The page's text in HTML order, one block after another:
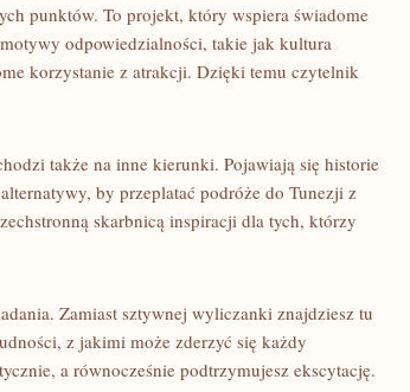
punktów. To projekt, który wspiera świadome
odpowiedzialności, takie jak kultura
korzystanie z atrakcji. Dzięki temu czytelnik
także na inne kierunki. Pojawiają się historie
by przeplatać podróże do Tunezji z
skarbnicą inspiracji dla tych, którzy
Zamiast sztywnej wyliczanki znajdziesz tu
z jakimi może zderzyć się każdy
a równocześnie podtrzymujesz ekscytację.